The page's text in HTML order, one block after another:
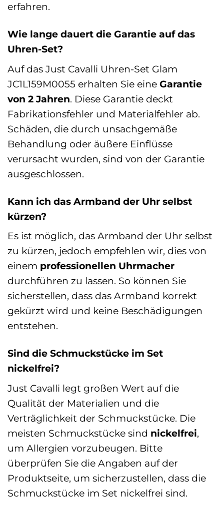
erfahren.
Wie lange dauert die Garantie auf das
Uhren-Set?
Auf das Just Cavalli Uhren-Set Glam
JC1L159M0055 erhalten Sie eine Garantie
von 2 Jahren. Diese Garantie deckt
Fabrikationsfehler und Materialfehler ab.
Schäden, die durch unsachgemäße
Behandlung oder äußere Einflüsse
verursacht wurden, sind von der Garantie
ausgeschlossen.
Kann ich das Armband der Uhr selbst
kürzen?
Es ist möglich, das Armband der Uhr selbst
zu kürzen, jedoch empfehlen wir, dies von
einem professionellen Uhrmacher
durchführen zu lassen. So können Sie
sicherstellen, dass das Armband korrekt
gekürzt wird und keine Beschädigungen
entstehen.
Sind die Schmuckstücke im Set
nickelfrei?
Just Cavalli legt großen Wert auf die
Qualität der Materialien und die
Verträglichkeit der Schmuckstücke. Die
meisten Schmuckstücke sind nickelfrei,
um Allergien vorzubeugen. Bitte
überprüfen Sie die Angaben auf der
Produktseite, um sicherzustellen, dass die
Schmuckstücke im Set nickelfrei sind.